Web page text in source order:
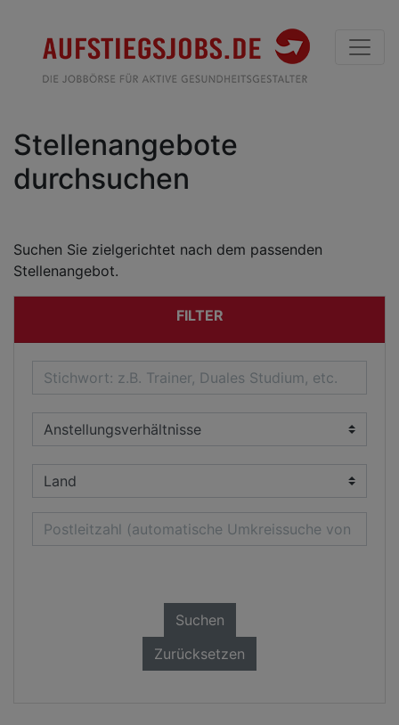
Stellenangebote
durchsuchen
Suchen Sie zielgerichtet nach dem passenden
Stellenangebot.
FILTER
Suchen
Zurücksetzen